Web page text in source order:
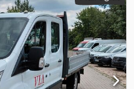
km – UNUTRAŠNJA
– VISINA BOČNE STRANE 400
UREĐAJ – ELEKTRIČNI
– CENTRALNA BRAVA –
DAVIDA, 3356514297.